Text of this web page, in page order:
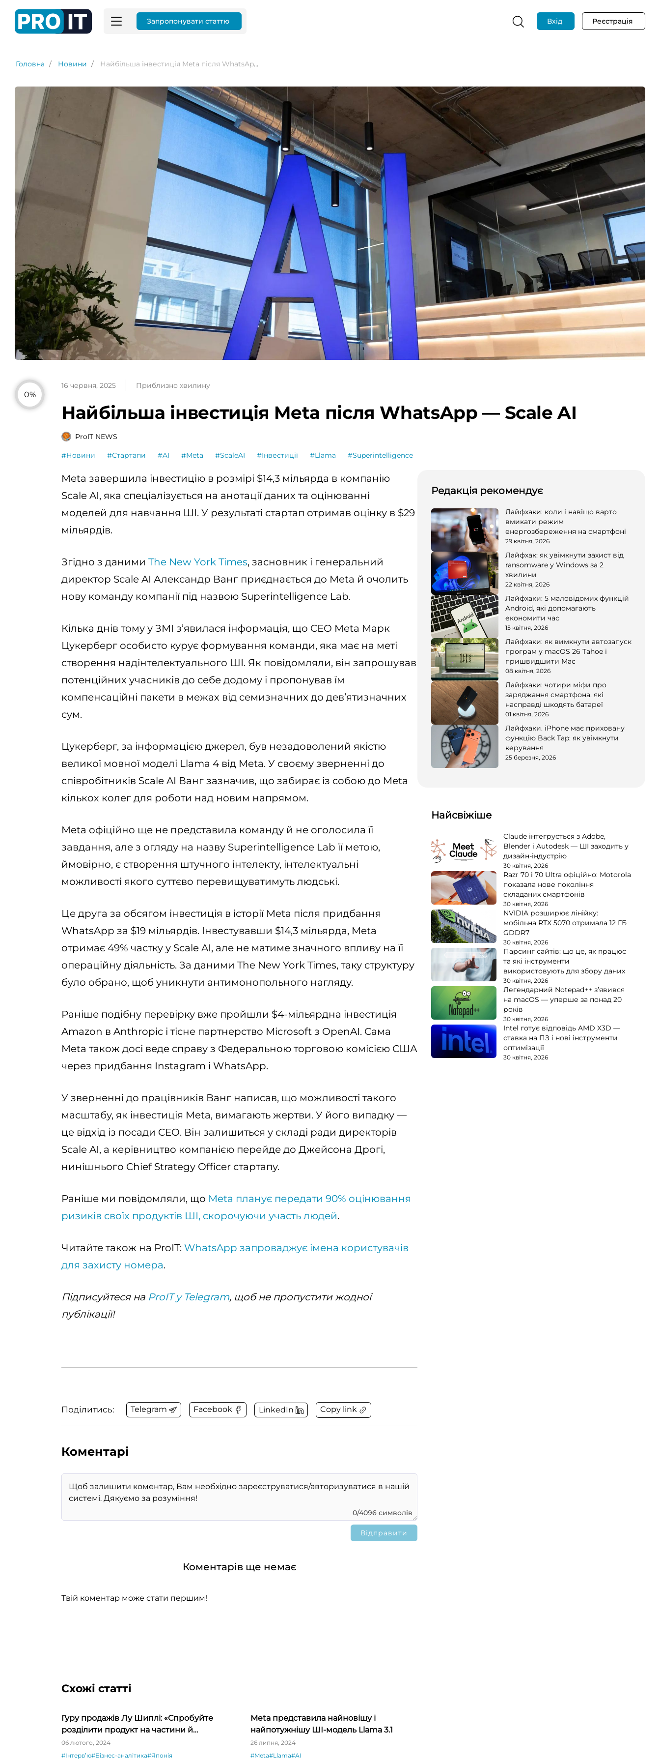
Запропонувати статтю Вхід Реєстрація
Головна Новини Найбільша інвестиція Meta після WhatsApp — Scale AI
0%
16 червня, 2025 Приблизно хвилину
Найбільша інвестиція Meta після WhatsApp — Scale AI
ProIT NEWS
#Новини #Стартапи #AI #Meta #ScaleAI #Інвестиції #Llama #Superintelligence
Meta завершила інвестицію в розмірі $14,3 мільярда в компанію
Scale AI, яка спеціалізується на анотації даних та оцінюванні
моделей для навчання ШІ. У результаті стартап отримав оцінку в $29
мільярдів.
Згідно з даними The New York Times, засновник і генеральний
директор Scale AI Александр Ванг приєднається до Meta й очолить
нову команду компанії під назвою Superintelligence Lab.
Кілька днів тому у ЗМІ з’явилася інформація, що CEO Meta Марк
Цукерберг особисто курує формування команди, яка має на меті
створення надінтелектуального ШІ. Як повідомляли, він запрошував
потенційних учасників до себе додому і пропонував їм
компенсаційні пакети в межах від семизначних до дев’ятизначних
сум.
Цукерберг, за інформацією джерел, був незадоволений якістю
великої мовної моделі Llama 4 від Meta. У своєму зверненні до
співробітників Scale AI Ванг зазначив, що забирає із собою до Meta
кількох колег для роботи над новим напрямом.
Meta офіційно ще не представила команду й не оголосила її
завдання, але з огляду на назву Superintelligence Lab її метою,
ймовірно, є створення штучного інтелекту, інтелектуальні
можливості якого суттєво перевищуватимуть людські.
Це друга за обсягом інвестиція в історії Meta після придбання
WhatsApp за $19 мільярдів. Інвестувавши $14,3 мільярда, Meta
отримає 49% частку у Scale AI, але не матиме значного впливу на її
операційну діяльність. За даними The New York Times, таку структуру
було обрано, щоб уникнути антимонопольного нагляду.
Раніше подібну перевірку вже пройшли $4-мільярдна інвестиція
Amazon в Anthropic і тісне партнерство Microsoft з OpenAI. Сама
Meta також досі веде справу з Федеральною торговою комісією США
через придбання Instagram і WhatsApp.
У зверненні до працівників Ванг написав, що можливості такого
масштабу, як інвестиція Meta, вимагають жертви. У його випадку —
це відхід із посади CEO. Він залишиться у складі ради директорів
Scale AI, а керівництво компанією перейде до Джейсона Дрогі,
нинішнього Chief Strategy Officer стартапу.
Раніше ми повідомляли, що Meta планує передати 90% оцінювання
ризиків своїх продуктів ШІ, скорочуючи участь людей.
Читайте також на ProIT: WhatsApp запроваджує імена користувачів
для захисту номера.
Підписуйтеся на ProIT у Telegram, щоб не пропустити жодної
публікації!
Поділитись: Telegram Facebook LinkedIn Copy link
Коментарі
0/4096 символів
Коментарів ще немає
Твій коментар може стати першим!
Схожі статті
Гуру продажів Лу Шиплі: «Спробуйте
розділити продукт на частини й
продавати окремо – ви будете вражені»
06 лютого, 2024
#Інтервʼю#Бізнес-аналітика#Японія
Meta представила найновішу і
найпотужнішу ШІ-модель Llama 3.1
26 липня, 2024
#Meta#Llama#AI
Редакція рекомендує
Лайфхаки: коли і навіщо варто
вмикати режим
енергозбереження на смартфоні
29 квітня, 2026
Лайфхак: як увімкнути захист від
ransomware у Windows за 2
хвилини
22 квітня, 2026
Лайфхаки: 5 маловідомих функцій
Android, які допомагають
економити час
15 квітня, 2026
Лайфхаки: як вимкнути автозапуск
програм у macOS 26 Tahoe і
пришвидшити Mac
08 квітня, 2026
Лайфхаки: чотири міфи про
заряджання смартфона, які
насправді шкодять батареї
01 квітня, 2026
Лайфхаки. iPhone має приховану
функцію Back Tap: як увімкнути
керування
25 березня, 2026
Найсвіжіше
Claude інтегрується з Adobe,
Blender і Autodesk — ШІ заходить у
дизайн-індустрію
30 квітня, 2026
Razr 70 і 70 Ultra офіційно: Motorola
показала нове покоління
складаних смартфонів
30 квітня, 2026
NVIDIA розширює лінійку:
мобільна RTX 5070 отримала 12 ГБ
GDDR7
30 квітня, 2026
Парсинг сайтів: що це, як працює
та які інструменти
використовують для збору даних
30 квітня, 2026
Легендарний Notepad++ з’явився
на macOS — уперше за понад 20
років
30 квітня, 2026
Intel готує відповідь AMD X3D —
ставка на ПЗ і нові інструменти
оптимізації
30 квітня, 2026